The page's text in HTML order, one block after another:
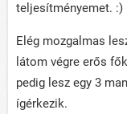
teljesítményemet. :)
Elég mozgalmas
látom végre erős
pedig lesz egy 3
ígérkezik.